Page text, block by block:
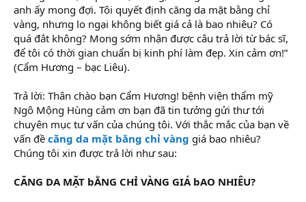
r
anh ấy mong đợi. Tôi quyết định căng da mặt bằng chỉ
vàng, nhưng lo ngại không biết giá cả là bao nhiêu? Có
quá đắt không? Mong sớm nhận được câu trả lời từ bác sĩ,
để tôi có thời gian chuẩn bị kinh phí làm đẹp. Xin cảm ơn!”
(Cẩm Hương – bạc Liêu).
Trả lời: Thân chào bạn Cẩm Hương! bệnh viện thẩm mỹ
Ngô Mộng Hùng cảm ơn bạn đã tin tưởng gửi thư tới
chuyên mục tư vấn của chúng tôi. Với thắc mắc của bạn về
vấn đề căng da mặt bằng chỉ vàng giá bao nhiêu?
Chúng tôi xin được trả lời như sau:
CĂNG DA MẶT bẰNG CHỈ VÀNG GIÁ bAO NHIÊU?